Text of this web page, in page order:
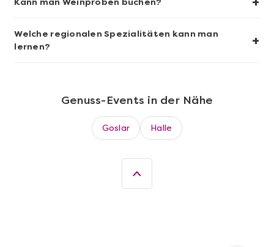
Wein- & Käse-Genuss@Home für 2
Kann man Weinproben buchen?
Welche regionalen Spezialitäten kann man
lernen?
+
Genuss-Events in der Nähe
Goslar Halle